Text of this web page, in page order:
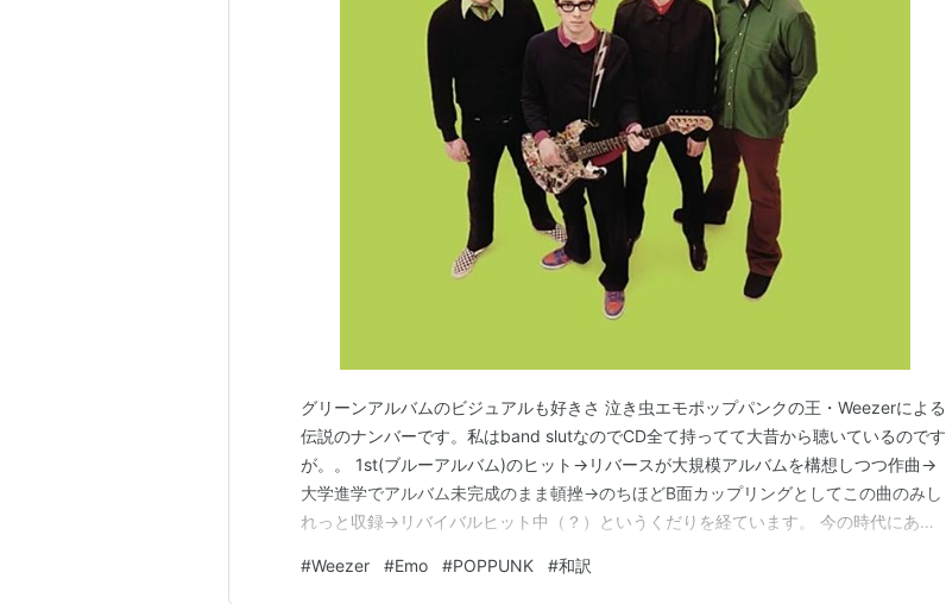
グリーンアルバムのビジュアルも好きさ 泣き虫エモポップパンクの王・Weezerによる
伝説のナンバーです。私はband slutなのでCD全て持ってて大昔から聴いているのです
が。。 1st(ブルーアルバム)のヒット→リバースが大規模アルバムを構想しつつ作曲→
大学進学でアルバム未完成のまま頓挫→のちほどB面カップリングとしてこの曲のみし
れっと収録→リバイバルヒット中（？）というくだりを経ています。 今の時代にあえ
ボーカルのリバース・クオモではなく、ゲストの女性ボーカルであるレイチェル・ヘイ
#Weezer #Emo #POPPUNK #和訳